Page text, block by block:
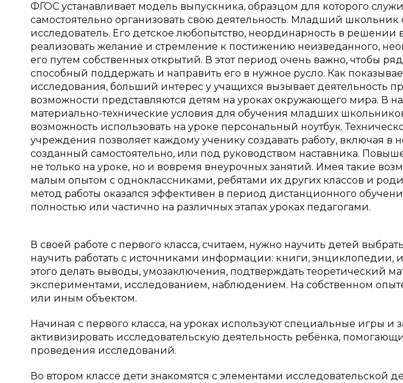
ФГОС устанавливает модель выпускника, образцом для которого
самостоятельно организовать свою деятельность. Младший
исследователь. Его детское любопытство, неординарность в
реализовать желание и стремление к постижению неизведанного,
его путем собственных открытий. В этот период очень важно, чтобы
способный поддержать и направить его в нужное русло. Как
исследования, больший интерес у учащихся вызывает деятельность
возможности представляются детям на уроках окружающего мира. В
материально-технические условия для обучения младших
возможность использовать на уроке персональный ноутбук.
учреждения позволяет каждому ученику создавать работу, включая
созданный самостоятельно, или под руководством наставника.
не только на уроке, но и вовремя внеурочных занятий. Имея такие
малым опытом с одноклассниками, ребятами их других классов и
метод работы оказался эффективен в период дистанционного
полностью или частично на различных этапах уроках педагогами.
В своей работе с первого класса, считаем, нужно научить детей
научить работать с источниками информации: книги, энциклопедии,
этого делать выводы, умозаключения, подтверждать теоретический
экспериментами, исследованием, наблюдением. На собственном
или иным объектом.
Начиная с первого класса, на уроках используют специальные игры и
активизировать исследовательскую деятельность ребёнка,
проведения исследований.
Во втором классе дети знакомятся с элементами исследовательской